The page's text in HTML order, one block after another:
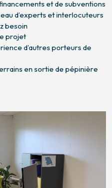
et de subventions
d’experts et interlocuteurs
besoin
projet
d’autres porteurs de
en sortie de pépinière